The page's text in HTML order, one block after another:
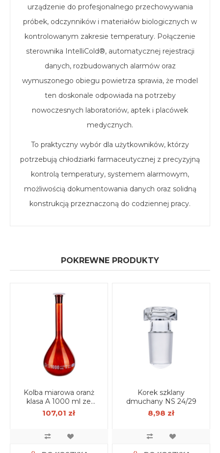
urządzenie do profesjonalnego przechowywania
próbek, odczynników i materiałów biologicznych w
kontrolowanym zakresie temperatury. Połączenie
sterownika IntelliCold®, automatycznej rejestracji
danych, rozbudowanych alarmów oraz
wymuszonego obiegu powietrza sprawia, że model
ten doskonale odpowiada na potrzeby
nowoczesnych laboratoriów, aptek i placówek
medycznych.
To praktyczny wybór dla użytkowników, którzy
potrzebują chłodziarki farmaceutycznej z precyzyjną
kontrolą temperatury, systemem alarmowym,
możliwością dokumentowania danych oraz solidną
konstrukcją przeznaczoną do codziennej pracy.
POKREWNE PRODUKTY
Kolba miarowa oranż
klasa A 1000 ml ze
szlifem 24/29 z korkiem
PP, certyfikat serii
107,01 zł
Korek szklany
dmuchany NS 24/29
8,98 zł